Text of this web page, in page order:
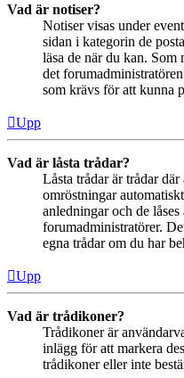
Vad är notiser?
Notiser visas under
sidan i kategorin de
läsa de när du kan. Som
det
som krävs för att kunna
Upp
Vad är låsta trådar?
Låsta trådar är trådar
omröstningar
anledningar och de
forumadministratörer.
egna trådar om du har
Upp
Vad är trådikoner?
Trådikoner är
inlägg för att markera
trådikoner eller inte